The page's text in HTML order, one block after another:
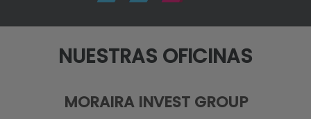
NUESTRAS OFICINAS
MORAIRA INVEST GROUP